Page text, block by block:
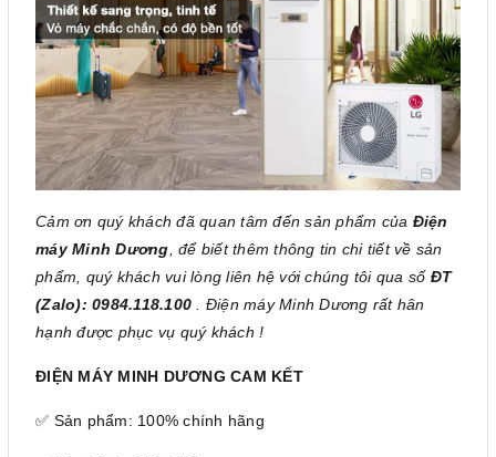
Cảm ơn quý khách đã quan tâm đến sản phẩm của Điện
máy Minh Dương, để biết thêm thông tin chi tiết về sản
phẩm, quý khách vui lòng liên hệ với chúng tôi qua số ĐT
(Zalo): 0984.118.100 . Điện máy Minh Dương rất hân
hạnh được phục vụ quý khách !
ĐIỆN MÁY MINH DƯƠNG CAM KẾT
✅ Sản phẩm: 100% chính hãng